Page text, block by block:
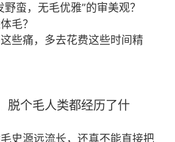
开内容
去看看人心。
蛮，无毛优雅”的审美观？
毛？
些痛，多去花费这些时间精
史源远流长，还真不能直接把